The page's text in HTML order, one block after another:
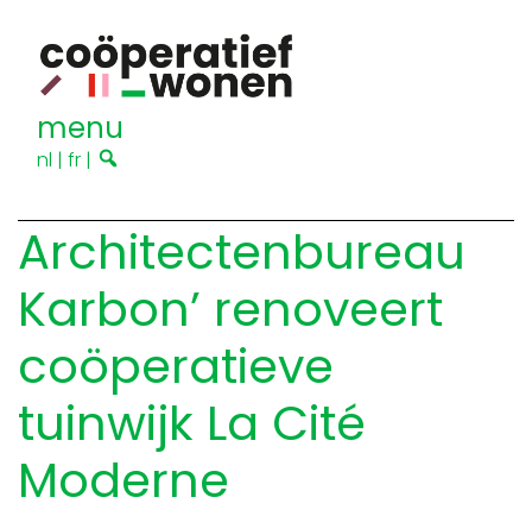
menu
nl | fr |
Architectenbureau
Karbon’ renoveert
coöperatieve
tuinwijk La Cité
Moderne